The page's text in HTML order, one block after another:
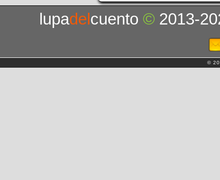
lupadelcuento© 2013-
©